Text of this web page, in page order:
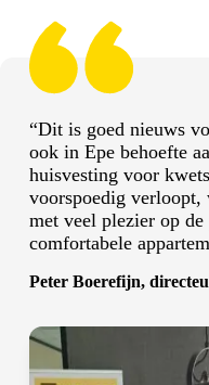
“Dit is goed nieuws
ook in Epe behoefte
huisvesting voor
voorspoedig verloopt,
met veel plezier op
comfortabele
Peter Boerefijn,